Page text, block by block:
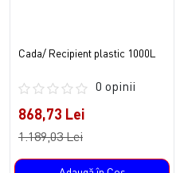
Cada/ Recipient plastic 1000L
0 opinii
868,73 Lei
1.189,03 Lei